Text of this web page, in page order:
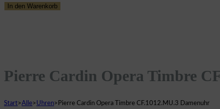
152,62 €99,20 €.
Opera
In den Warenkorb
Pierre Cardin Opera Timbre
Start>Alle>Uhren> Pierre Cardin Opera Timbre CF.1012.MU.3 Damenuhr